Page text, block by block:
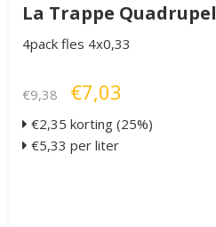
La Trappe Quadrupel
4pack fles 4x0,33
€9,38 €7,03
€2,35 korting (25%)
€5,33 per liter